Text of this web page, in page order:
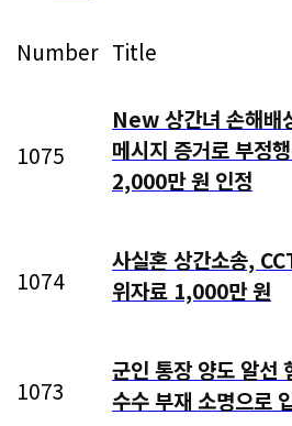
Number Title
1075
New상간녀 손해배
메시지 증거로 부정
2,000만 원 인정
1074
사실혼 상간소송,
위자료 1,000만 원
1073
군인 통장 양도 알선
수수 부재 소명으로